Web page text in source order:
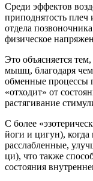
Среди эффектов
приподнятость плеч
отдела
физическое
Это объясняется
мышц, благодаря
обменные процессы
«отходит» от
растягивание
С более
йоги и цигун),
расслабленные,
ци), что также
состояния